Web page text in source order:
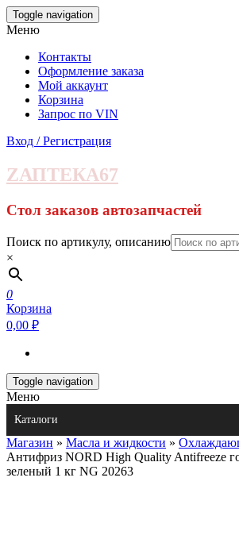
Skip
to
content
Toggle navigation
Меню
Контакты
Оформление заказа
Мой аккаунт
Корзина
Запрос по VIN
Вход / Регистрация
ZАПТЕКА67
Стол заказов автозапчастей
Поиск по артикулу, описанию
×
0
Корзина
0,00 ₽
Toggle navigation
Меню
Каталоги
Магазин » Масла и жидкости »
Антифриз NORD High Quality Antifreeze
зеленый 1 кг NG 20263